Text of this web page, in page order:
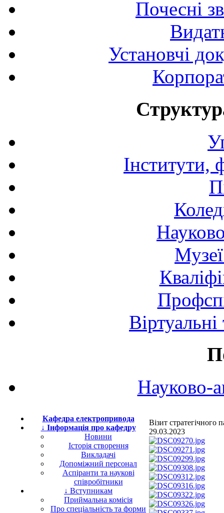
Почесні
Установчі
Інститути,
Науково-
Кафедра електропривода
↓ Інформація про кафедру
Новини
Історія створення
Викладачі
Допоміжний персонал
Аспіранти та наукові
співробітники
↓ Вступникам
Приймальна комісія
Про спеціальність та форми
Візит
29.03.2023